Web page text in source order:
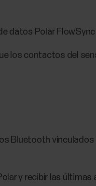
datos Polar
los contactos del
Bluetooth
y recibir las últimas